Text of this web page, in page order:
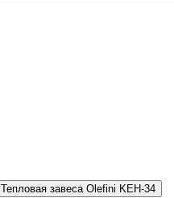
Тепловая завеса Olefini KEH-34